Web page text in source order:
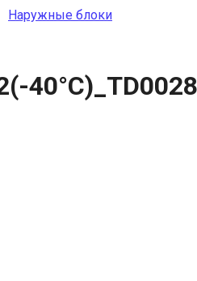
Наружные блоки